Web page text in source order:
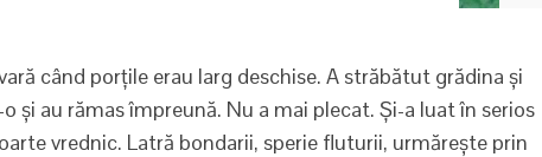
când porțile erau larg deschise. A străbătut grădina și
și au rămas împreună. Nu a mai plecat. Și-a luat în serios
vrednic. Latră bondarii, sperie fluturii, urmărește prin